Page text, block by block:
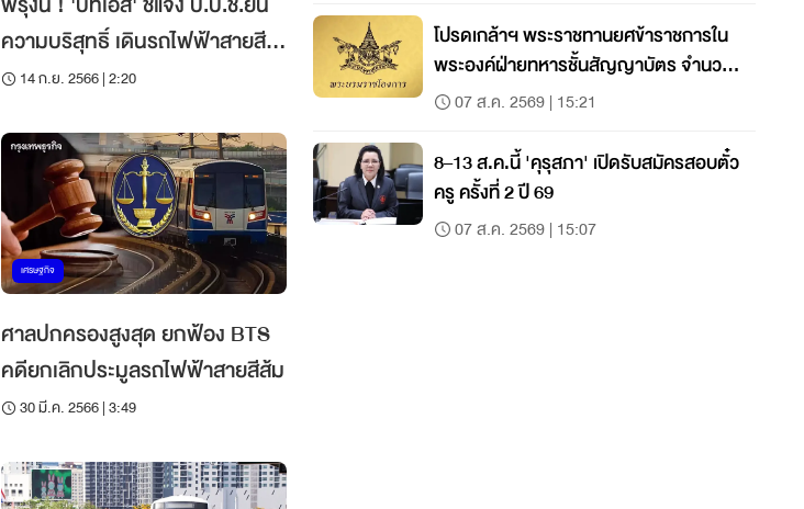
ความบริสุทธิ์ เดินรถไฟฟ้าสายสี
เขียว14 ก.ย. 2566 | 2:20
เศรษฐกิจ
ศาลปกครองสูงสุด ยกฟ้อง BTS
คดียกเลิกประมูลรถไฟฟ้าสายสีส้ม
30 มี.ค. 2566 | 3:49
โปรดเกล้าฯ พระราชทานยศข้าราชการใน
พระองค์ฝ่ายทหารชั้นสัญญาบัตร จำนวน
19 นาย
07 ส.ค. 2569 | 15:21
8–13 ส.ค.นี้ 'คุรุสภา' เปิดรับสมัครสอบตั๋ว
ครู ครั้งที่ 2 ปี 69
07 ส.ค. 2569 | 15:07